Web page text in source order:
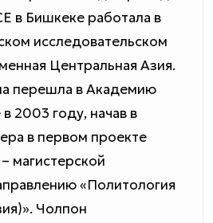
в Бишкеке работала в
исследовательском
Центральная Азия.
перешла в Академию
2003 году, начав в
в первом проекте
магистерской
«Политология
Чолпон